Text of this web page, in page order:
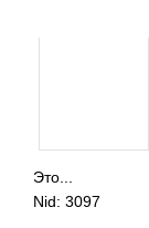
Это...
Nid: 3097